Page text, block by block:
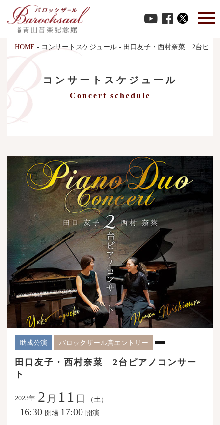
HOME - コンサートスケジュール - 田口友子・西村奈菜 2台ピア
コンサートスケジュール
Concert schedule
助成公演 バロックザール賞エントリー
田口友子・西村奈菜 2台ピアノコンサー
ト
2023年 2 月 11 日 （土）
16:30 開場 17:00 開演